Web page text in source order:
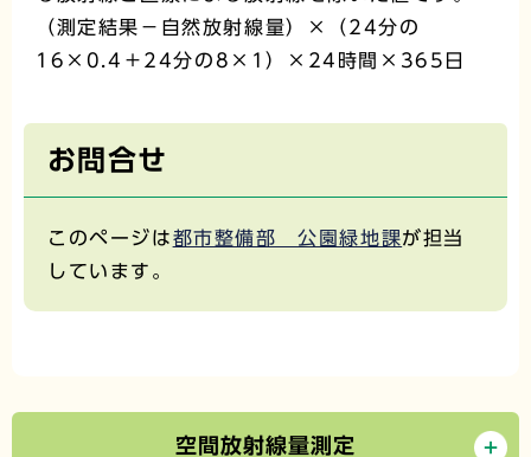
（測定結果－自然放射線量）×（24分の
16×0.4＋24分の8×1）×24時間×365日
お問合せ
このページは都市整備部 公園緑地課が担当
しています。
空間放射線量測定